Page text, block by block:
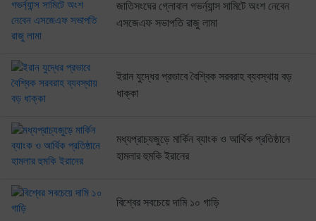
জাতিসংঘের গ্লোবাল গভর্ন্যান্স সামিটে অংশ নেবেন
এসজেএফ সভাপতি রাজু লামা
ইরান যুদ্ধের প্রভাবে বৈশ্বিক সরবরাহ ব্যবস্থায় বড়
ধাক্কা
মধ্যপ্রাচ্যজুড়ে মার্কিন ব্যাংক ও আর্থিক প্রতিষ্ঠানে
হামলার হুমকি ইরানের
বিশ্বের সবচেয়ে দামি ১০ গাড়ি